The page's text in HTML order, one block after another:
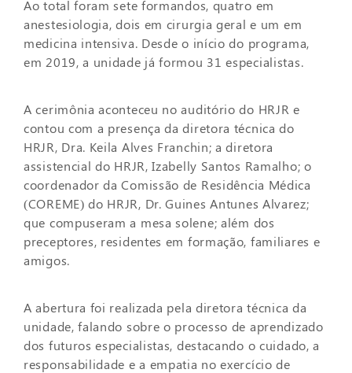
Ao total foram sete formandos, quatro em
anestesiologia, dois em cirurgia geral e um em
medicina intensiva. Desde o início do programa,
em 2019, a unidade já formou 31 especialistas.
A cerimônia aconteceu no auditório do HRJR e
contou com a presença da diretora técnica do
HRJR, Dra. Keila Alves Franchin; a diretora
assistencial do HRJR, Izabelly Santos Ramalho; o
coordenador da Comissão de Residência Médica
(COREME) do HRJR, Dr. Guines Antunes Alvarez;
que compuseram a mesa solene; além dos
preceptores, residentes em formação, familiares e
amigos.
A abertura foi realizada pela diretora técnica da
unidade, falando sobre o processo de aprendizado
dos futuros especialistas, destacando o cuidado, a
responsabilidade e a empatia no exercício de